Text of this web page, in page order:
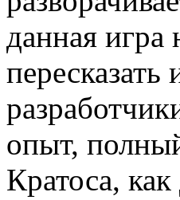
данная игра
опыт,
Кратоса,